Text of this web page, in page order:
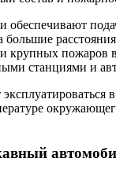
обеспечивают
большие
крупных пожаров
станциями и